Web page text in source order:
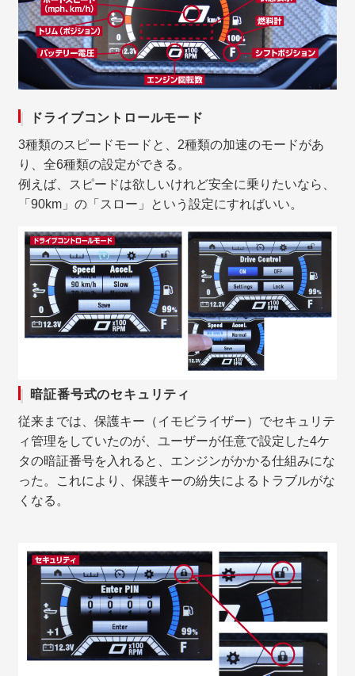
ドライブコントロールモード
3種類のスピードモードと、2種類の加速のモードがあ
り、全6種類の設定ができる。
例えば、スピードは欲しいけれど安全に乗りたいなら、
「90km」の「スロー」という設定にすればいい。
暗証番号式のセキュリティ
従来までは、保護キー（イモビライザー）でセキュリテ
ィ管理をしていたのが、ユーザーが任意で設定した4ケ
タの暗証番号を入れると、エンジンがかかる仕組みにな
った。これにより、保護キーの紛失によるトラブルがな
くなる。